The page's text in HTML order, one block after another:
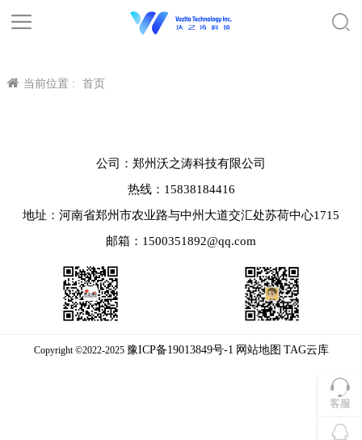
当前位置 : 首页
客服
公司：郑州沃之涛科技有限公司
热线：15838184416
地址：河南省郑州市农业路与中州大道交汇处苏荷中心1715
邮箱：1500351892@qq.com
Copyright ©2022-2025 豫ICP备19013849号-1 网站地图 TAG云库